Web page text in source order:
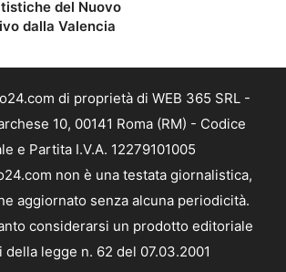
del Nuovo
dalla Valencia
di proprietà di WEB 365 SRL -
10, 00141 Roma (RM) - Codice
e Partita I.V.A. 12279101005
non è una testata giornalistica,
aggiornato senza alcuna periodicità.
considerarsi un prodotto editoriale
della legge n. 62 del 07.03.2001